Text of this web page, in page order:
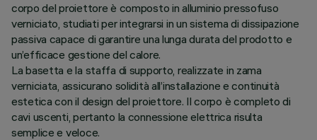
corpo del proiettore è composto in alluminio pressofuso
verniciato, studiati per integrarsi in un sistema di dissipazione
passiva capace di garantire una lunga durata del prodotto e
un’efficace gestione del calore.
La basetta e la staffa di supporto, realizzate in zama
verniciata, assicurano solidità all’installazione e continuità
estetica con il design del proiettore. Il corpo è completo di
cavi uscenti, pertanto la connessione elettrica risulta
semplice e veloce.